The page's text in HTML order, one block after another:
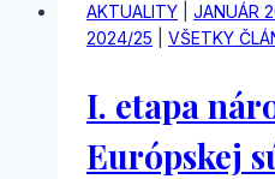
AKTUALITY JANUÁR
2024/25
VŠETKY
I. etapa
Európskej